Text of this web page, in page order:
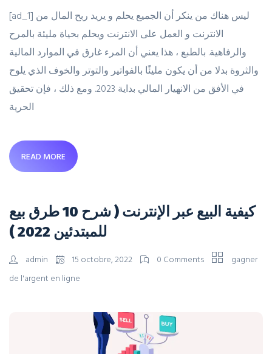
[ad_1] ليس هناك من ينكر أن الجميع يحلم و يريد ربح المال من
الانترنت و العمل على الانترنت ويحلم بحياة مليئة بالمرح
والرفاهية. بالطبع ، هذا يعني أن المرء غارق في الموارد المالية
والثروة بدلا من أن يكون مليئًا بالفواتير والتوتر والخوف الذي يلوح
في الأفق من الانهيار المالي بداية 2023. ومع ذلك ، فإن تحقيق
الحرية
READ MORE
كيفية البيع عبر الإنترنت ( شرح 10 طرق بيع
للمبتدئين 2022 )
admin 15 octobre, 2022 0 Comments
gagner
de l'argent en ligne